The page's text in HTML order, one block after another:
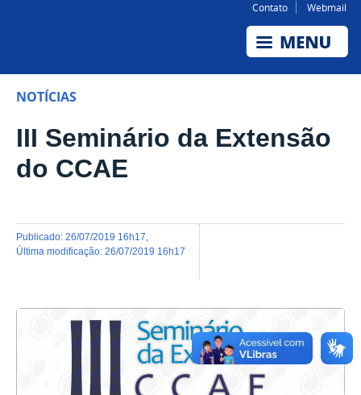
Contato Webmail
NOTÍCIAS
III Seminário da Extensão
do CCAE
publicado: 26/07/2019 16h17
última modificação: 26/07/2019 16h17